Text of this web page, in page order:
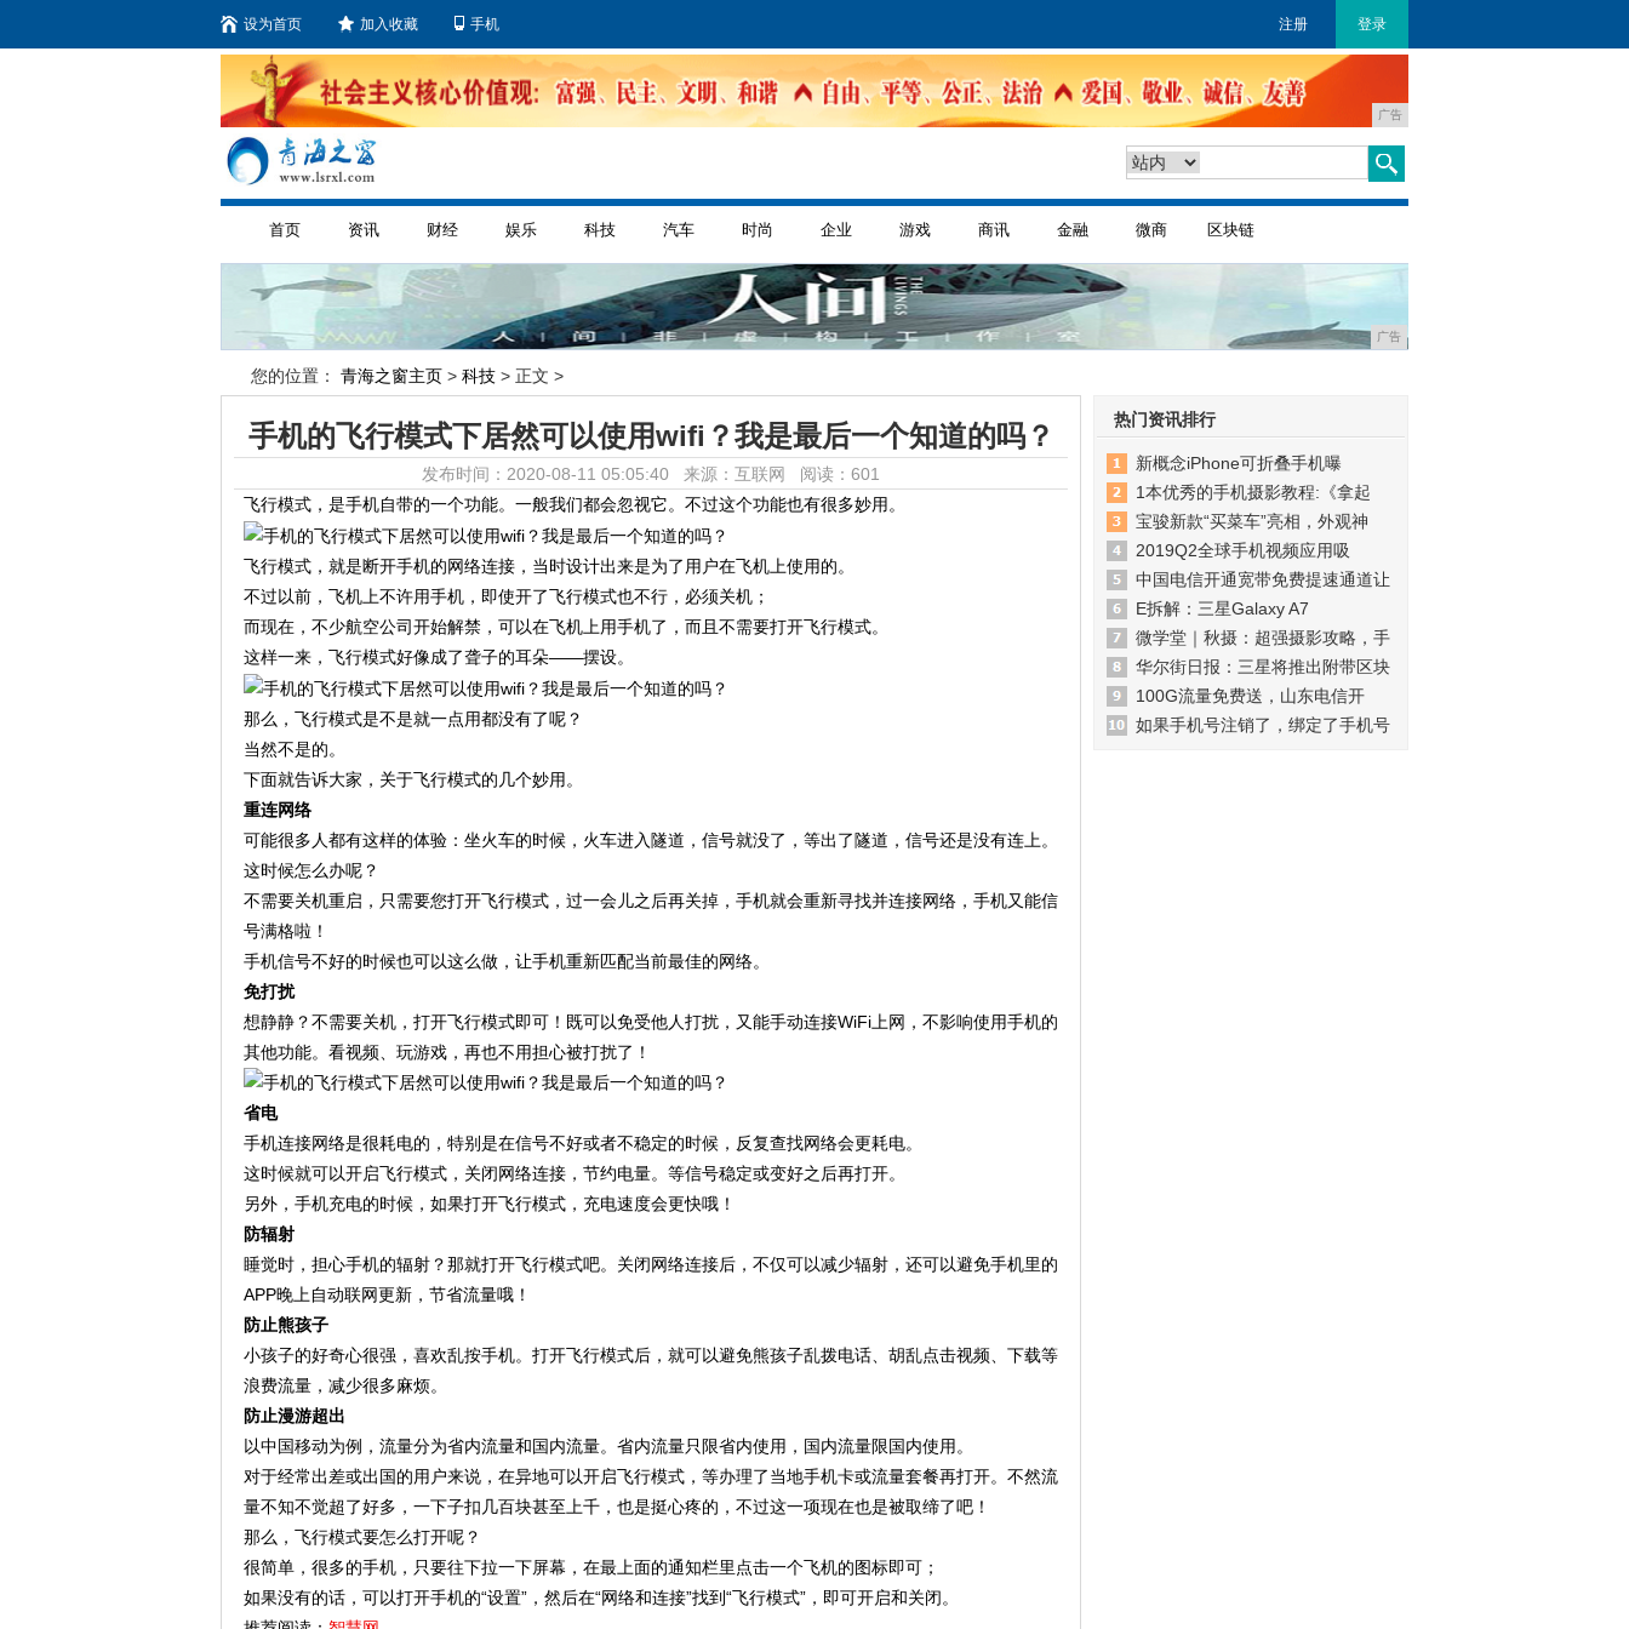
设为首页 加入收藏 手机 注册 登录
广告
首页 资讯 财经 娱乐 科技 汽车 时尚 企业 游戏 商讯 金融 微商 区块链
广告
您的位置： 青海之窗主页 > 科技 > 正文 >
手机的飞行模式下居然可以使用wifi？我是最后一个知道的吗？
发布时间：2020-08-11 05:05:40 来源：互联网 阅读：601
飞行模式，是手机自带的一个功能。一般我们都会忽视它。不过这个功能也有很多妙用。
飞行模式，就是断开手机的网络连接，当时设计出来是为了用户在飞机上使用的。
不过以前，飞机上不许用手机，即使开了飞行模式也不行，必须关机；
而现在，不少航空公司开始解禁，可以在飞机上用手机了，而且不需要打开飞行模式。
这样一来，飞行模式好像成了聋子的耳朵——摆设。
那么，飞行模式是不是就一点用都没有了呢？
当然不是的。
下面就告诉大家，关于飞行模式的几个妙用。
重连网络
可能很多人都有这样的体验：坐火车的时候，火车进入隧道，信号就没了，等出了隧道，信号还是没有连上。
这时候怎么办呢？
不需要关机重启，只需要您打开飞行模式，过一会儿之后再关掉，手机就会重新寻找并连接网络，手机又能信
号满格啦！
手机信号不好的时候也可以这么做，让手机重新匹配当前最佳的网络。
免打扰
想静静？不需要关机，打开飞行模式即可！既可以免受他人打扰，又能手动连接WiFi上网，不影响使用手机的
其他功能。看视频、玩游戏，再也不用担心被打扰了！
省电
手机连接网络是很耗电的，特别是在信号不好或者不稳定的时候，反复查找网络会更耗电。
这时候就可以开启飞行模式，关闭网络连接，节约电量。等信号稳定或变好之后再打开。
另外，手机充电的时候，如果打开飞行模式，充电速度会更快哦！
防辐射
睡觉时，担心手机的辐射？那就打开飞行模式吧。关闭网络连接后，不仅可以减少辐射，还可以避免手机里的
APP晚上自动联网更新，节省流量哦！
防止熊孩子
小孩子的好奇心很强，喜欢乱按手机。打开飞行模式后，就可以避免熊孩子乱拨电话、胡乱点击视频、下载等
浪费流量，减少很多麻烦。
防止漫游超出
以中国移动为例，流量分为省内流量和国内流量。省内流量只限省内使用，国内流量限国内使用。
对于经常出差或出国的用户来说，在异地可以开启飞行模式，等办理了当地手机卡或流量套餐再打开。不然流
量不知不觉超了好多，一下子扣几百块甚至上千，也是挺心疼的，不过这一项现在也是被取缔了吧！
那么，飞行模式要怎么打开呢？
很简单，很多的手机，只要往下拉一下屏幕，在最上面的通知栏里点击一个飞机的图标即可；
如果没有的话，可以打开手机的“设置”，然后在“网络和连接”找到“飞行模式”，即可开启和关闭。
热门资讯排行
新概念iPhone可折叠手机曝
1本优秀的手机摄影教程:《拿起
宝骏新款“买菜车”亮相，外观神
2019Q2全球手机视频应用吸
中国电信开通宽带免费提速通道让
E拆解：三星Galaxy A7
微学堂｜秋摄：超强摄影攻略，手
华尔街日报：三星将推出附带区块
100G流量免费送，山东电信开
如果手机号注销了，绑定了手机号